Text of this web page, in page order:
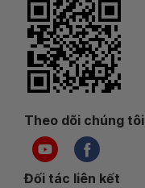
Theo dõi chúng tôi
Đối tác liên kết